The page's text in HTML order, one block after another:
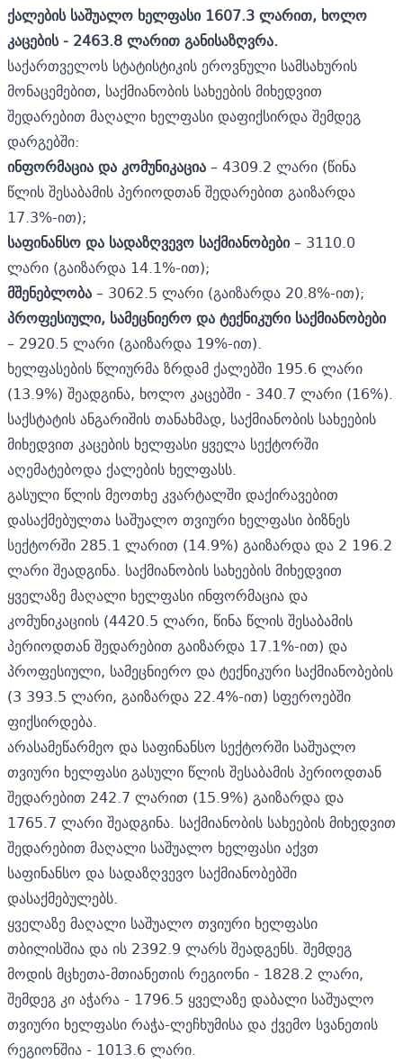
ქალების საშუალო ხელფასი 1607.3 ლარით, ხოლო
კაცების - 2463.8 ლარით განისაზღვრა.
საქართველოს სტატისტიკის ეროვნული სამსახურის
მონაცემებით, საქმიანობის სახეების მიხედვით
შედარებით მაღალი ხელფასი დაფიქსირდა შემდეგ
დარგებში:
ინფორმაცია და კომუნიკაცია– 4309.2 ლარი (წინა
წლის შესაბამის პერიოდთან შედარებით გაიზარდა
17.3%-ით);
საფინანსო და სადაზღვევო საქმიანობები– 3110.0
ლარი (გაიზარდა 14.1%-ით);
მშენებლობა– 3062.5 ლარი (გაიზარდა 20.8%-ით);
პროფესიული, სამეცნიერო და ტექნიკური საქმიანობები
– 2920.5 ლარი (გაიზარდა 19%-ით).
ხელფასების წლიურმა ზრდამ ქალებში 195.6 ლარი
(13.9%) შეადგინა, ხოლო კაცებში - 340.7 ლარი (16%).
საქსტატის ანგარიშის თანახმად, საქმიანობის სახეების
მიხედვით კაცების ხელფასი ყველა სექტორში
აღემატებოდა ქალების ხელფასს.
გასული წლის მეოთხე კვარტალში დაქირავებით
დასაქმებულთა საშუალო თვიური ხელფასი ბიზნეს
სექტორში 285.1 ლარით (14.9%) გაიზარდა და 2 196.2
ლარი შეადგინა. საქმიანობის სახეების მიხედვით
ყველაზე მაღალი ხელფასი ინფორმაცია და
კომუნიკაციის (4420.5 ლარი, წინა წლის შესაბამის
პერიოდთან შედარებით გაიზარდა 17.1%-ით) და
პროფესიული, სამეცნიერო და ტექნიკური საქმიანობების
(3 393.5 ლარი, გაიზარდა 22.4%-ით) სფეროებში
ფიქსირდება.
არასამეწარმეო და საფინანსო სექტორში საშუალო
თვიური ხელფასი გასული წლის შესაბამის პერიოდთან
შედარებით 242.7 ლარით (15.9%) გაიზარდა და
1765.7 ლარი შეადგინა. საქმიანობის სახეების მიხედვით
შედარებით მაღალი საშუალო ხელფასი აქვთ
საფინანსო და სადაზღვევო საქმიანობებში
დასაქმებულებს.
ყველაზე მაღალი საშუალო თვიური ხელფასი
თბილისშია და ის 2392.9 ლარს შეადგენს. შემდეგ
მოდის მცხეთა-მთიანეთის რეგიონი - 1828.2 ლარი,
შემდეგ კი აჭარა - 1796.5 ყველაზე დაბალი საშუალო
თვიური ხელფასი რაჭა-ლეჩხუმისა და ქვემო სვანეთის
რეგიონშია - 1013.6 ლარი.